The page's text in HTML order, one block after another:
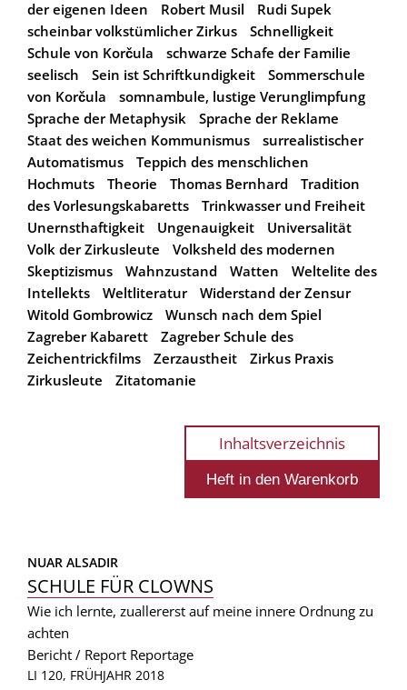
der eigenen Ideen Robert Musil
Rudi Supek
scheinbar volkstümlicher Zirkus
Schnelligkeit
Schule von Korčula
schwarze Schafe der Familie
seelisch
Sein ist Schriftkundigkeit
Sommerschule
von Korčula
somnambule, lustige Verunglimpfung
Sprache der Metaphysik
Sprache der Reklame
Staat des weichen Kommunismus
surrealistischer
Automatismus
Teppich des menschlichen
Hochmuts
Theorie Thomas Bernhard
Tradition
des Vorlesungskabaretts
Trinkwasser und Freiheit
Unernsthaftigkeit
Ungenauigkeit
Universalität
Volk der Zirkusleute
Volksheld des modernen
Skeptizismus
Wahnzustand Watten
Weltelite des
Intellekts
Weltliteratur
Widerstand der Zensur
Witold Gombrowicz
Wunsch nach dem Spiel
Zagreber Kabarett
Zagreber Schule des
Zeichentrickfilms
Zerzaustheit
Zirkus Praxis
Zirkusleute
Zitatomanie
Inhaltsverzeichnis
NUAR ALSADIR
SCHULE FÜR CLOWNS
Wie ich lernte, zuallererst auf meine innere Ordnung zu
achten
Bericht / Report Reportage
LI 120, FRÜHJAHR 2018